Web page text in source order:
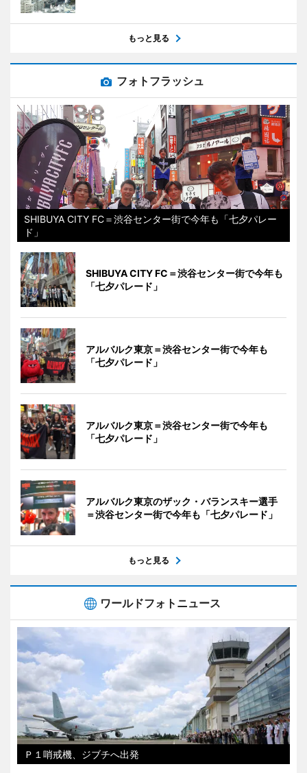
もっと見る
フォトフラッシュ
SHIBUYA CITY FC＝渋谷センター街で今年も「七夕パレー
ド」
SHIBUYA CITY FC＝渋谷センター街で今年も
「七夕パレード」
アルバルク東京＝渋谷センター街で今年も
「七夕パレード」
アルバルク東京＝渋谷センター街で今年も
「七夕パレード」
アルバルク東京のザック・バランスキー選手
＝渋谷センター街で今年も「七夕パレード」
もっと見る
ワールドフォトニュース
Ｐ１哨戒機、ジブチへ出発